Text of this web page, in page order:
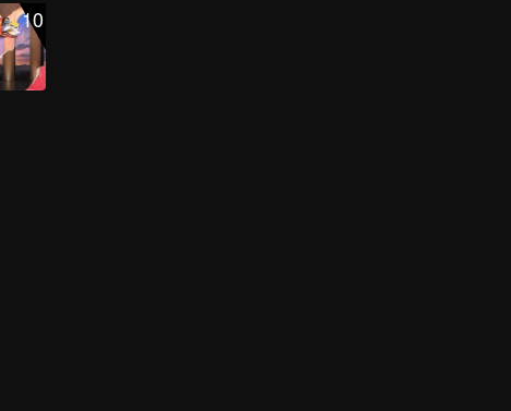
10